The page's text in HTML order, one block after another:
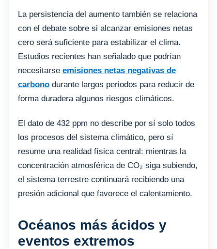
La persistencia del aumento también se relaciona
con el debate sobre si alcanzar emisiones netas
cero será suficiente para estabilizar el clima.
Estudios recientes han señalado que podrían
necesitarse emisiones netas negativas de
carbono durante largos periodos para reducir de
forma duradera algunos riesgos climáticos.
El dato de 432 ppm no describe por sí solo todos
los procesos del sistema climático, pero sí
resume una realidad física central: mientras la
concentración atmosférica de CO₂ siga subiendo,
el sistema terrestre continuará recibiendo una
presión adicional que favorece el calentamiento.
Océanos más ácidos y
eventos extremos